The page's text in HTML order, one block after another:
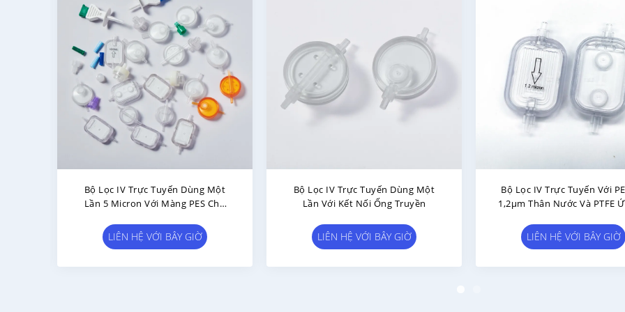
Bộ Lọc IV Dùng Một Lần Với Hai
Tầng PES Và PTFE Chống Nước Để
LIÊN HỆ VỚI BÂY GIỜ
1Bộ Lọc Tiêm 2 Micron IV
LIÊN HỆ VỚI BÂY GIỜ
Bộ Lọc In-Line IV Chống Ánh
Bộ Lọc Inline Dùng Một Lần
LIÊN HỆ VỚI BÂY GIỜ